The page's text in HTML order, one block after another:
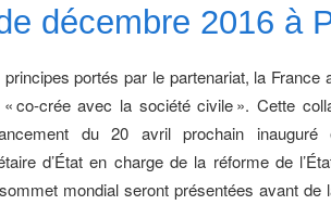
décembre 2016 à
principes portés par le partenariat, la
co-crée avec la société civile ». Cette
du 20 avril prochain
d’État en charge de la réforme de
mondial seront présentées avant de